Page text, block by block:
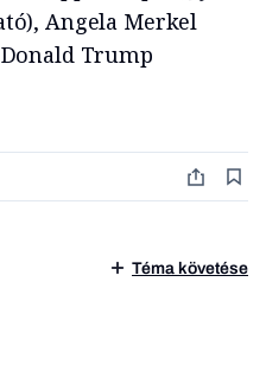
Angela Merkel
Trump
Téma követése